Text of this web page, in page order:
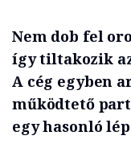
Nem dob fel
így tiltakozik
A cég egyben
működtető
egy hasonló